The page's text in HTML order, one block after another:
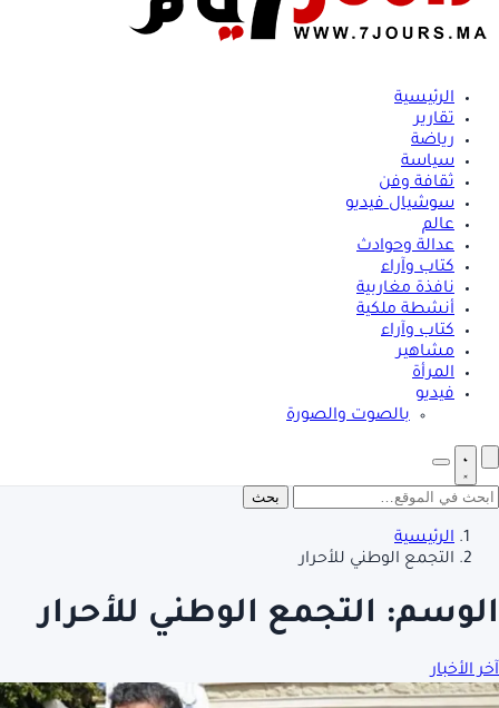
الرئيسية
تقارير
رياضة
سياسة
ثقافة وفن
سوشيال فيديو
عالم
عدالة وحوادث
كتاب وآراء
نافذة مغاربية
أنشطة ملكية
كتاب وآراء
مشاهير
المرأة
فيديو
بالصوت والصورة
بحث
الرئيسية
التجمع الوطني للأحرار
الوسم: التجمع الوطني للأحرار
آخر الأخبار